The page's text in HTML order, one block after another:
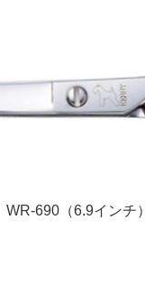
WR-690（6.9インチ